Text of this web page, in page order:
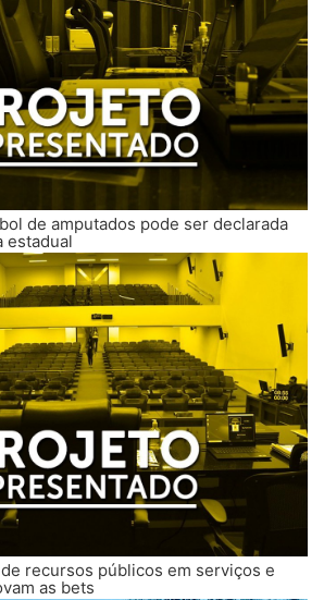
de amputados pode ser declarada
estadual
recursos públicos em serviços e
as bets